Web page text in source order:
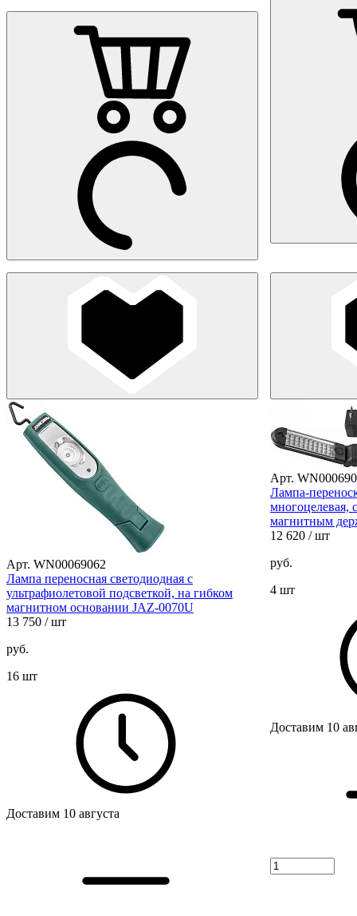
Арт. WN00069062
Лампа переносная светодиодная с
ультрафиолетовой подсветкой, на гибком
магнитном основании JAZ-0070U
13 750 / шт
руб.
16 шт
Доставим 10 августа
Арт.
Лампа-
многоцелевая,
магнитным
12 620 / шт
руб.
4 шт
Доставим 10